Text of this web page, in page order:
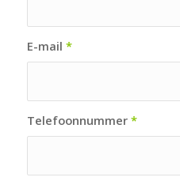
E-mail *
Telefoonnummer *